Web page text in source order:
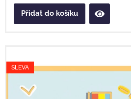
Přidat do košíku
SLEVA